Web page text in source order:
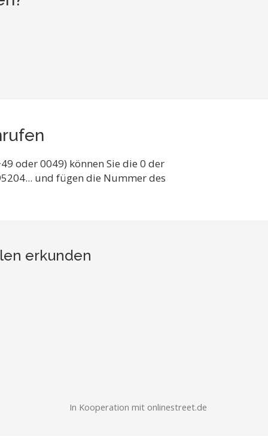
oder 0049) können Sie die 0 der
und fügen die Nummer des
erkunden
In Kooperation mit onlinestreet.de